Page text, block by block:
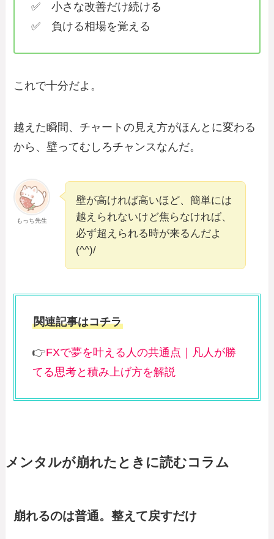
✅ 小さな改善だけ続ける
✅ 負ける相場を覚える
これで十分だよ。
越えた瞬間、チャートの見え方がほんとに変わる
から、壁ってむしろチャンスなんだ。
もっち先生
壁が高ければ高いほど、簡単には
越えられないけど焦らなければ、
必ず超えられる時が来るんだよ
(^^)/
関連記事はコチラ
👉FXで夢を叶える人の共通点｜凡人が勝
てる思考と積み上げ方を解説
メンタルが崩れたときに読むコラム
崩れるのは普通。整えて戻すだけ